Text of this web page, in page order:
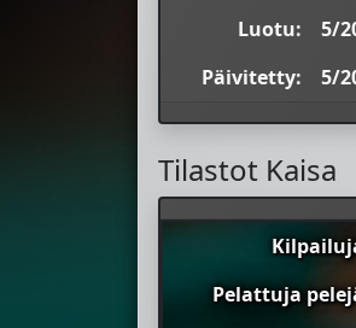
Luotu:
5/
Päivitetty:
5/
Tilastot Kaisa
Pelattuja